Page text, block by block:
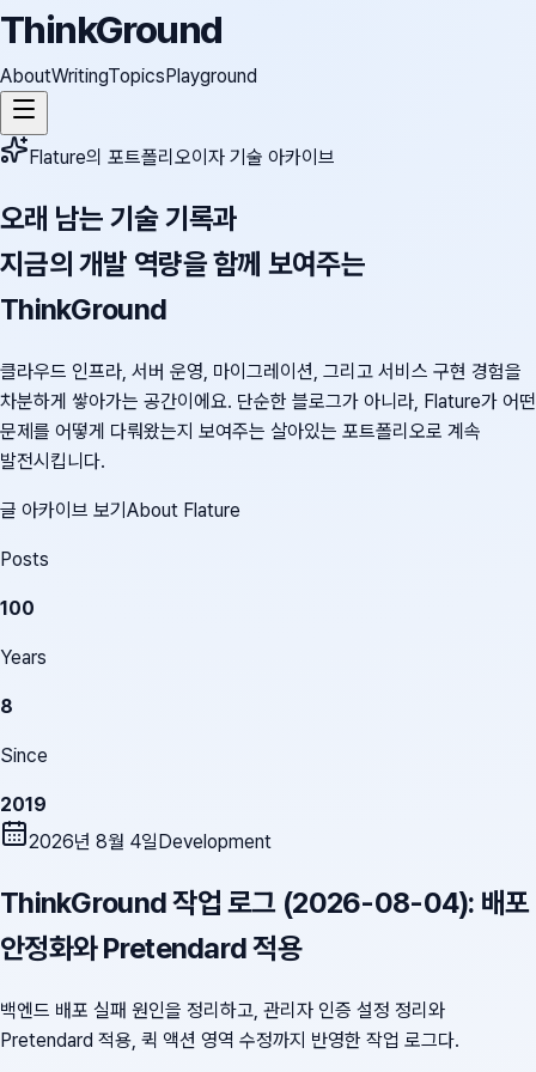
ThinkGround
AboutWritingTopicsPlayground
Flature의 포트폴리오이자 기술 아카이브
오래 남는 기술 기록과
지금의 개발 역량을 함께 보여주는
ThinkGround
클라우드 인프라, 서버 운영, 마이그레이션, 그리고 서비스 구현 경험을
차분하게 쌓아가는 공간이에요. 단순한 블로그가 아니라, Flature가 어떤
문제를 어떻게 다뤄왔는지 보여주는 살아있는 포트폴리오로 계속
발전시킵니다.
글 아카이브 보기 About Flature
Posts
100
Years
8
Since
2019
2026년 8월 4일Development
ThinkGround 작업 로그 (2026-08-04): 배포
안정화와 Pretendard 적용
백엔드 배포 실패 원인을 정리하고, 관리자 인증 설정 정리와
Pretendard 적용, 퀵 액션 영역 수정까지 반영한 작업 로그다.